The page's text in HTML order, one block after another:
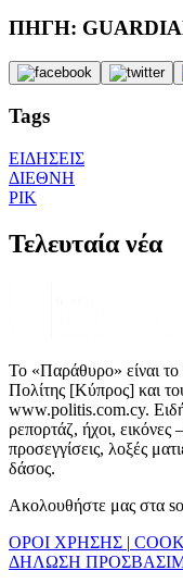
ΠΗΓΗ:
Tags
ΕΙΔΗΣΕΙΣ
ΔΙΕΘΝΗ
ΡΙΚ
Τελευταία νέα
Το «Παράθυρο» είναι το
Πολίτης [Κύπρος] και
www.politis.com.cy.
ρεπορτάζ, ήχοι, εικόνες
προσεγγίσεις, λοξές
δάσος.
Ακολουθήστε μας στα
ΟΡΟΙ ΧΡΗΣΗΣ |
ΔΗΛΩΣΗ